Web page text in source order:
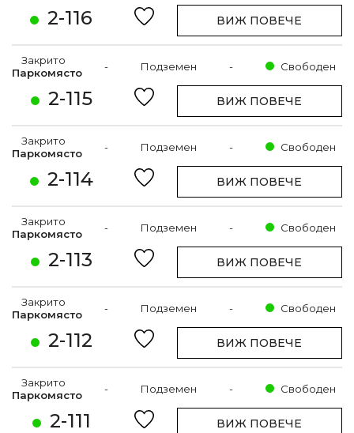
2-116 ВИЖ ПОВЕЧЕ
2-115
Закрито
Паркомясто
- Подземен - Свободен
ВИЖ ПОВЕЧЕ
2-114
Закрито
Паркомясто
- Подземен - Свободен
ВИЖ ПОВЕЧЕ
2-113
Закрито
Паркомясто
- Подземен - Свободен
ВИЖ ПОВЕЧЕ
2-112
Закрито
Паркомясто
- Подземен - Свободен
ВИЖ ПОВЕЧЕ
2-111
Закрито
Паркомясто
- Подземен - Свободен
ВИЖ ПОВЕЧЕ